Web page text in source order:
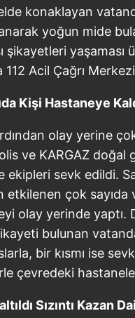
konaklayan
yoğun mide
şikayetleri yaşaması
112 Acil Çağrı
Kişi Hastaneye
olay yerine
ve KARGAZ doğal
ekipleri sevk edildi.
etkilenen çok
olay yerinde yaptı.
bulunan
bir kısmı ise
çevredeki
Sızıntı Kazan